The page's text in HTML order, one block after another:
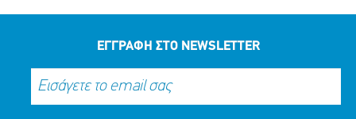
ΜΟΙΡΑΣΟΥ
ΔΡΑΣΕ
ΕΓΓΡΑΦΗ ΣΤΟ NEWSLETTER